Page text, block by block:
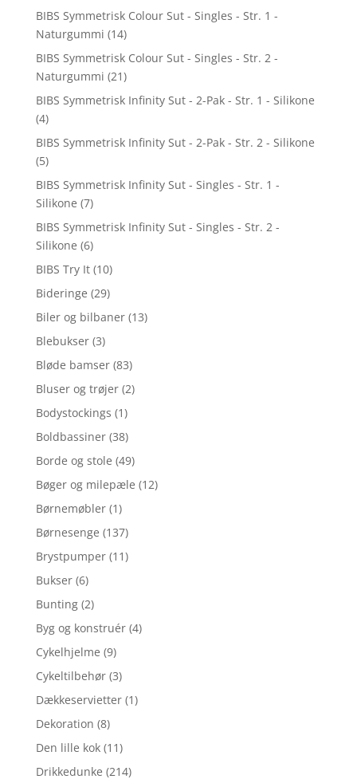
BIBS Symmetrisk Colour Sut - Singles - Str. 1 -
Naturgummi (14)
BIBS Symmetrisk Colour Sut - Singles - Str. 2 -
Naturgummi (21)
BIBS Symmetrisk Infinity Sut - 2-Pak - Str. 1 - Silikone
(4)
BIBS Symmetrisk Infinity Sut - 2-Pak - Str. 2 - Silikone
(5)
BIBS Symmetrisk Infinity Sut - Singles - Str. 1 -
Silikone (7)
BIBS Symmetrisk Infinity Sut - Singles - Str. 2 -
Silikone (6)
BIBS Try It (10)
Bideringe (29)
Biler og bilbaner (13)
Blebukser (3)
Bløde bamser (83)
Bluser og trøjer (2)
Bodystockings (1)
Boldbassiner (38)
Borde og stole (49)
Bøger og milepæle (12)
Børnemøbler (1)
Børnesenge (137)
Brystpumper (11)
Bukser (6)
Bunting (2)
Byg og konstruér (4)
Cykelhjelme (9)
Cykeltilbehør (3)
Dækkeservietter (1)
Dekoration (8)
Den lille kok (11)
Drikkedunke (214)